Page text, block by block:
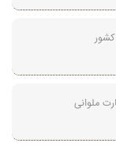
ملوانی